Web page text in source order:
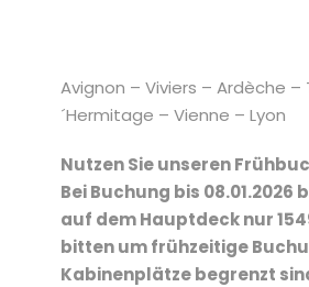
Avignon – Viviers – Ardèche –
´Hermitage – Vienne – Lyon
Nutzen Sie unseren
Bei Buchung bis 08.01.2026
auf dem Hauptdeck nur
bitten um frühzeitige
Kabinenplätze begrenzt